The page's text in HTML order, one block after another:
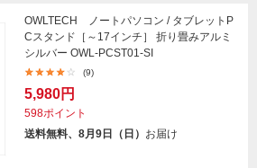
OWLTECH ノートパソコン / タブレットP
Cスタンド［～17インチ］ 折り畳みアルミ
シルバー OWL-PCST01-SI
(9)
5,980円
598ポイント
送料無料、8月9日（日） お届け